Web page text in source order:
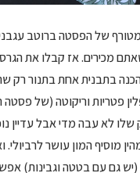
של הפסטה ברוטב
מכירים. אז קבלו את
הכנה בתבנית אחת בתנור
פטריות וריקוטה (של
לא עבה מדי אבל עדיין
מוסיף המון עושר
גם עם בטטה וגבינות)